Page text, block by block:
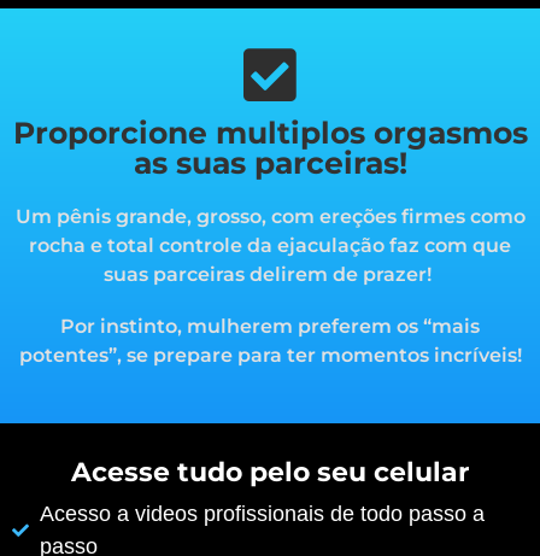
Proporcione multiplos orgasmos
as suas parceiras!
Um pênis grande, grosso, com ereções firmes como
rocha e total controle da ejaculação faz com que
suas parceiras delirem de prazer!
Por instinto, mulherem preferem os “mais
potentes”, se prepare para ter momentos incríveis!
Acesse tudo pelo seu celular
Acesso a videos profissionais de todo passo a
passo